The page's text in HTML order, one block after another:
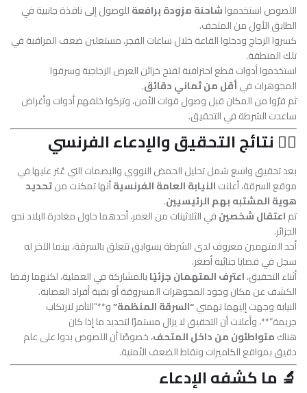
اللصوص استخدمواشاحنة مزودة برافعةللوصول إلى نافذة جانبية في
الطابق الأول من المتحف.
كسروا الزجاج ودخلوا القاعة خلال ساعات الفجر، مستغلين ضعف المراقبة في
تلك المنطقة.
استخدموا أدوات قطع احترافية لفتح خزائن العرض الزجاجية وسرقوا
المجوهرات فيأقل من ثماني دقائق.
ثم فرّوا من المكان قبل وصول قوات الأمن، وتركوا خلفهم أدوات وأغراض
ساعدت الشرطة في التحقيق.
🕵️‍♂️ نتائج التحقيق والإدعاء الفرنسي
بعد تحقيق واسع شمل تحليل الحمض النووي والبصمات التي عُثر عليها في
موقع السرقة، أعلنتالنيابة العامة الفرنسيةأنها تمكنت منتحديد
هوية المشتبه بهم الرئيسيين.
تماعتقال شخصينفي الثلاثينات من العمر، أحدهما حاول مغادرة البلاد نحو
الجزائر.
أحد المتهمين معروف لدى الشرطة بسوابق تتعلق بالسرقة، بينما الآخر له
سجل في قضايا جنائية أصغر.
أثناء التحقيق،اعترف المتهمان جزئيًابالمشاركة في العملية، لكنهما رفضا
الكشف عن مكان وجود المجوهرات المسروقة أو بقية أفراد العصابة.
النيابة وجهت إليهما تهمتي“السرقة المنظمة”و**“التآمر لارتكاب
جريمة”**، وأعلنت أن التحقيق لا يزال مستمرًا لتحديد ما إذا كان
هناكمتواطئون من داخل المتحف، خصوصًا أن اللصوص بدوا على علم
دقيق بمواقع الكاميرات ونقاط الضعف الأمنية.
🔬 ما كشفه الإدعاء